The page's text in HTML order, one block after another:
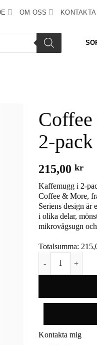
OM OSS
2-pack
215,00 kr
Kaffemugg i 2-
Coffee & More,
Seriens design är
i olika delar,
mikrovågsugn
Kontakta mig
Totalsumma: